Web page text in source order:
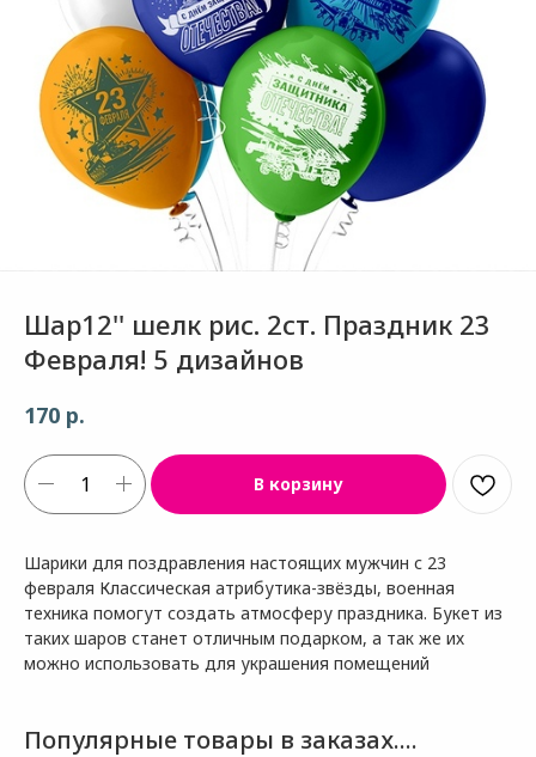
Шар12'' шелк рис. 2ст. Праздник 23
Февраля! 5 дизайнов
170 р.
В корзину
Шарики для поздравления настоящих мужчин с 23
февраля Классическая атрибутика-звёзды, военная
техника помогут создать атмосферу праздника. Букет из
таких шаров станет отличным подарком, а так же их
можно использовать для украшения помещений
Популярные товары в заказах....